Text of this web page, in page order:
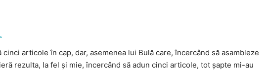
cinci articole în cap, dar, asemenea lui Bulă care, încercând să asambleze
rezulta, la fel și mie, încercând să adun cinci articole, tot șapte mi-au